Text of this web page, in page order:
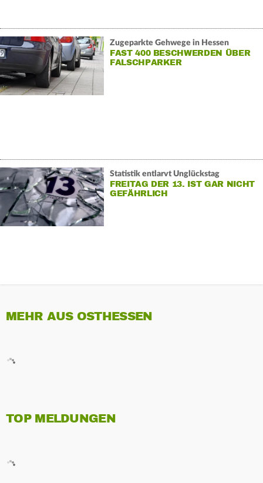
Zugeparkte Gehwege in Hessen
FAST 400 BESCHWERDEN ÜBER
FALSCHPARKER
Statistik entlarvt Unglückstag
FREITAG DER 13. IST GAR NICHT
GEFÄHRLICH
MEHR AUS OSTHESSEN
TOP MELDUNGEN